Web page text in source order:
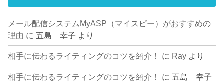
メール配信システムMyASP（マイスピー）がおすすめの
理由 に 五島 幸子 より
相手に伝わるライティングのコツを紹介！ に Ray より
相手に伝わるライティングのコツを紹介！ に 五島 幸子